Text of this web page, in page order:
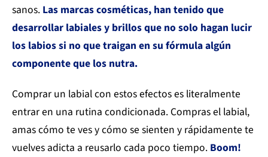
sanos. Las marcas cosméticas, han tenido que
desarrollar labiales y brillos que no solo hagan lucir
los labios si no que traigan en su fórmula algún
componente que los nutra.
Comprar un labial con estos efectos es literalmente
entrar en una rutina condicionada. Compras el labial,
amas cómo te ves y cómo se sienten y rápidamente te
vuelves adicta a reusarlo cada poco tiempo. Boom!